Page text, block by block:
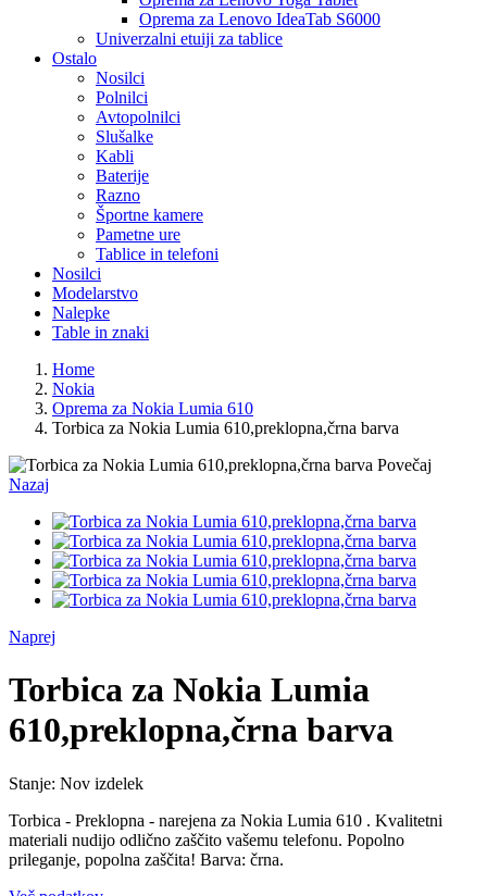
Oprema za Lenovo IdeaTab S6000
Univerzalni etuiji za tablice
Ostalo
Nosilci
Polnilci
Avtopolnilci
Slušalke
Kabli
Baterije
Razno
Športne kamere
Pametne ure
Tablice in telefoni
Nosilci
Modelarstvo
Nalepke
Table in znaki
Home
Nokia
Oprema za Nokia Lumia 610
Torbica za Nokia Lumia 610,preklopna,črna barva
Povečaj
Nazaj
Naprej
Torbica za Nokia Lumia
610,preklopna,črna barva
Stanje: Nov izdelek
Torbica - Preklopna - narejena za Nokia Lumia 610 . Kvalitetni
materiali nudijo odlično zaščito vašemu telefonu. Popolno
prileganje, popolna zaščita! Barva: črna.